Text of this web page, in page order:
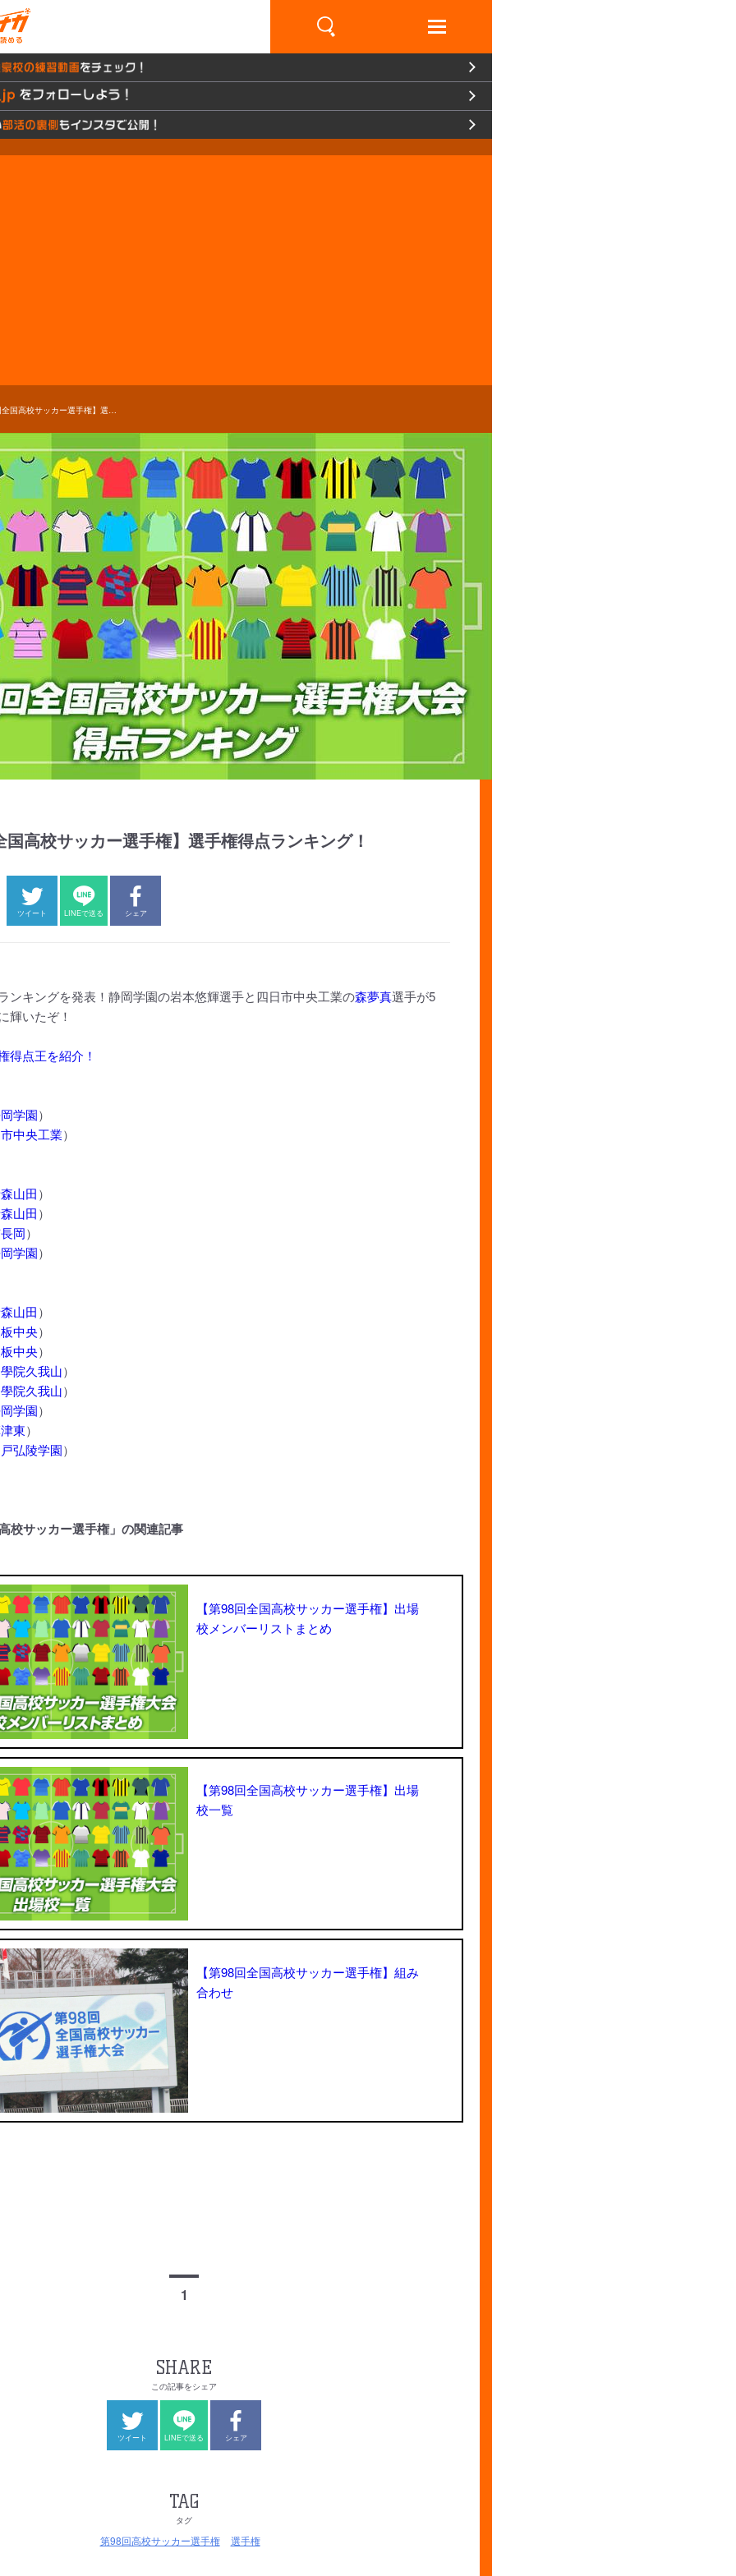
【第98回全国高校サッカー選手権】選手権得点ランキング！
国高校サッカー選手権】選手権得点ランキング！
ツイート LINEで送る シェア
ンキングを発表！静岡学園の岩本悠輝選手と四日市中央工業の森夢真選手が5
輝いたぞ！
得点王を紹介！
学園）
中央工業）
山田）
山田）
岡）
学園）
山田）
中央）
中央）
院久我山）
院久我山）
学園）
東）
弘陵学園）
校サッカー選手権」の関連記事
【第98回全国高校サッカー選手権】出場
校メンバーリストまとめ
【第98回全国高校サッカー選手権】出場
校一覧
【第98回全国高校サッカー選手権】組み
合わせ
1
SHARE
この記事をシェア
ツイート LINEで送る シェア
TAG
タグ
第98回高校サッカー選手権 選手権